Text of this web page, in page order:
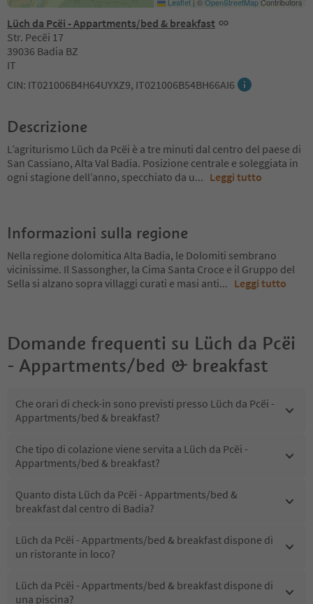
Lüch da Pcëi - Appartments/bed & breakfast
Str. Pecëi 17
39036 Badia BZ
IT
CIN: IT021006B4H64UYXZ9, IT021006B54BH66AI6
Descrizione
L’agriturismo Lüch da Pcëi è a tre minuti dal centro del paese di
San Cassiano, Alta Val Badia. Posizione centrale e soleggiata in
ogni stagione dell’anno, specchiato da u... Leggi tutto
Informazioni sulla regione
Nella regione dolomitica Alta Badia, le Dolomiti sembrano
vicinissime. Il Sassongher, la Cima Santa Croce e il Gruppo del
Sella si alzano sopra villaggi curati e masi anti... Leggi tutto
Domande frequenti su Lüch da Pcëi
- Appartments/bed & breakfast
Che orari di check-in sono previsti presso Lüch da Pcëi -
Appartments/bed & breakfast?
Che tipo di colazione viene servita a Lüch da Pcëi -
Appartments/bed & breakfast?
Quanto dista Lüch da Pcëi - Appartments/bed &
breakfast dal centro di Badia?
Lüch da Pcëi - Appartments/bed & breakfast dispone di
un ristorante in loco?
Lüch da Pcëi - Appartments/bed & breakfast dispone di
una piscina?